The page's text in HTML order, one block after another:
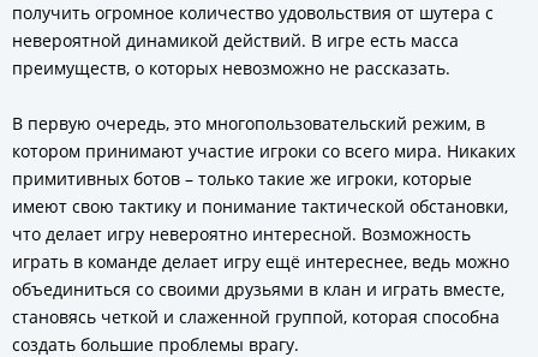
получить огромное количество удовольствия от шутера с
невероятной динамикой действий. В игре есть масса
преимуществ, о которых невозможно не рассказать.
В первую очередь, это многопользовательский режим, в
котором принимают участие игроки со всего мира. Никаких
примитивных ботов – только такие же игроки, которые
имеют свою тактику и понимание тактической обстановки,
что делает игру невероятно интересной. Возможность
играть в команде делает игру ещё интереснее, ведь можно
объединиться со своими друзьями в клан и играть вместе,
становясь четкой и слаженной группой, которая способна
создать большие проблемы врагу.